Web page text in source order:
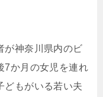
が神奈川県内のビ
7か月の女児を連れ
どもがいる若い夫